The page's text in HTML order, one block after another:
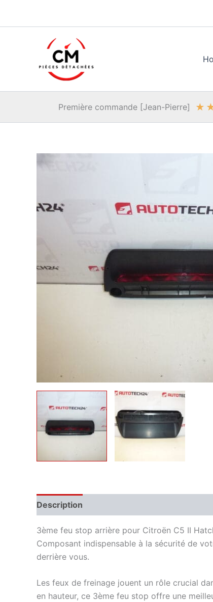
Première commande [Jean-Pierre] ★
Description
3ème feu stop arrière pour Citroën C5 II
Composant indispensable à la sécurité de
derrière vous.
Les feux de freinage jouent un rôle crucial
en hauteur, ce 3ème feu stop offre une